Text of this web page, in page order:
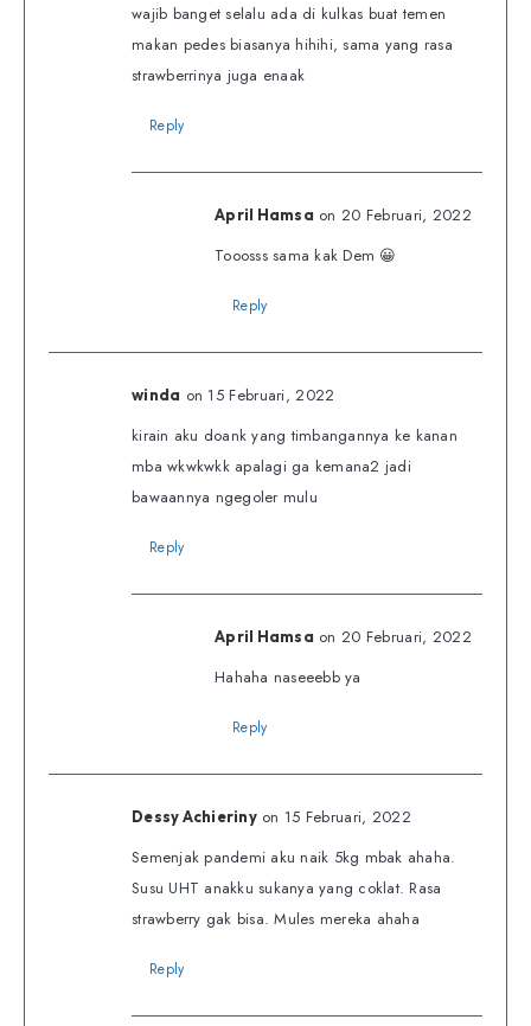
wajib banget selalu ada di kulkas buat temen
makan pedes biasanya hihihi, sama yang rasa
strawberrinya juga enaak
Reply
April Hamsa on 20 Februari, 2022
Tooosss sama kak Dem 😀
Reply
winda on 15 Februari, 2022
kirain aku doank yang timbangannya ke kanan
mba wkwkwkk apalagi ga kemana2 jadi
bawaannya ngegoler mulu
Reply
April Hamsa on 20 Februari, 2022
Hahaha naseeebb ya
Reply
Dessy Achieriny on 15 Februari, 2022
Semenjak pandemi aku naik 5kg mbak ahaha.
Susu UHT anakku sukanya yang coklat. Rasa
strawberry gak bisa. Mules mereka ahaha
Reply